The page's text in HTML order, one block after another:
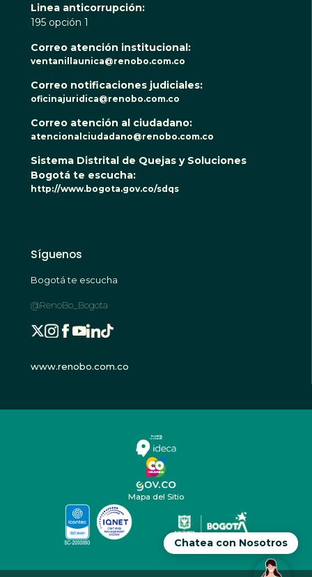
Chatea con Nosotros
Linea anticorrupción:
195 opción 1
Correo atención institucional:
ventanillaunica@renobo.com.co
Correo notificaciones judiciales:
oficinajuridica@renobo.com.co
Correo atención al ciudadano:
atencionalciudadano@renobo.com.co
Sistema Distrital de Quejas y Soluciones
Bogotá te escucha:
http://www.bogota.gov.co/sdqs
Síguenos
Bogotá te escucha
@RenoBo_Bogota
www.renobo.com.co
Mapa del Sitio